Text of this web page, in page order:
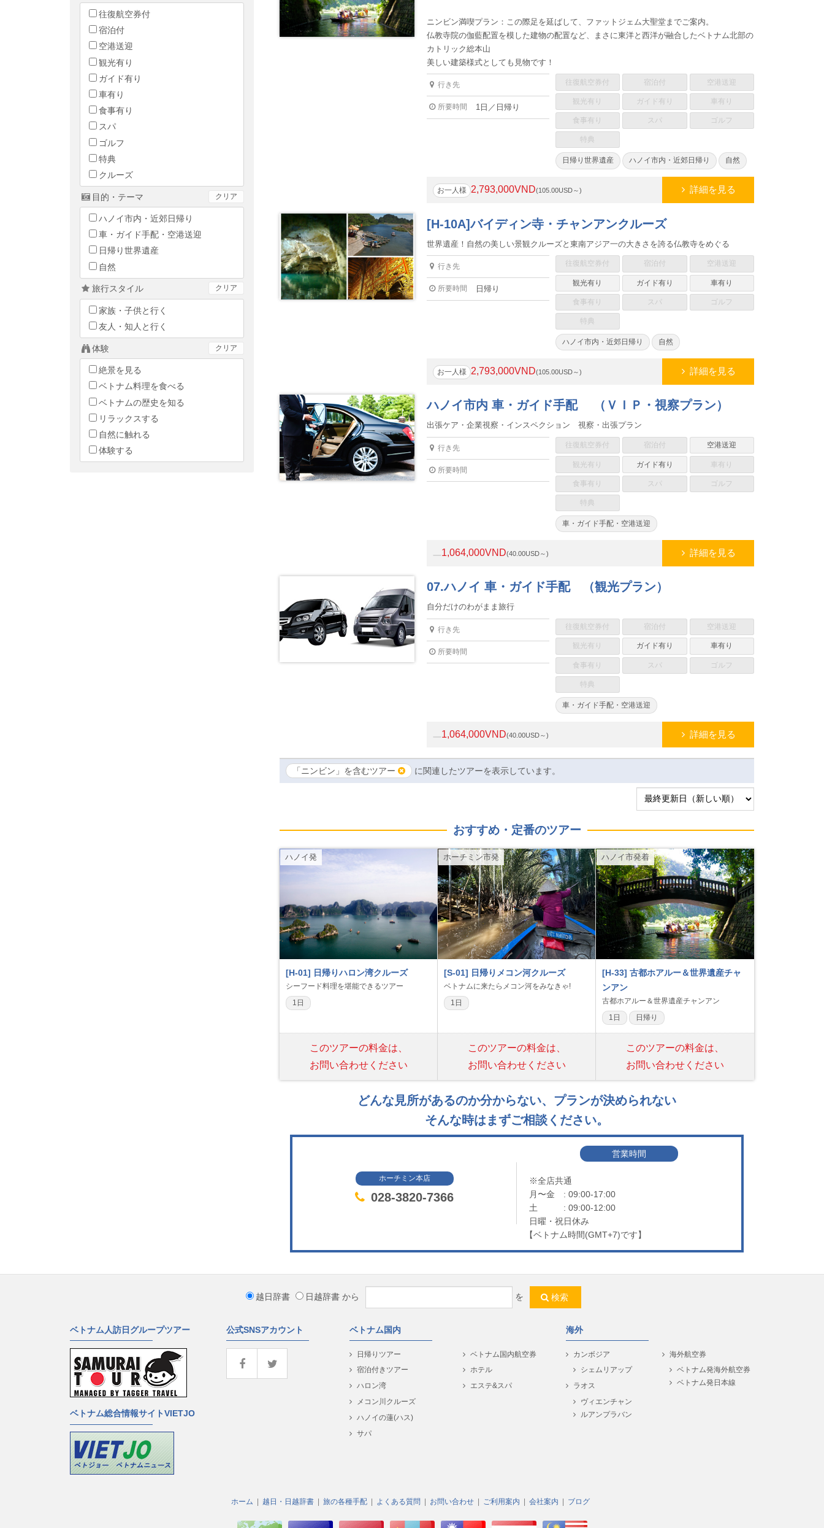
ニンビン満喫プラン：この際足を延ばして、ファットジェム大聖堂までご案内。
仏教寺院の伽藍配置を模した建物の配置など、まさに東洋と西洋が融合したベトナム北部の
カトリック総本山
美しい建築様式としても見物です！
行き先
所要時間 1日／日帰り
往復航空券付 宿泊付 空港送迎
観光有り ガイド有り 車有り
食事有り スパ ゴルフ
特典
日帰り世界遺産 ハノイ市内・近郊日帰り 自然
お一人様 2,793,000VND(105.00USD～) 詳細を見る
[H-10A]バイディン寺・チャンアンクルーズ
世界遺産！自然の美しい景観クルーズと東南アジア一の大きさを誇る仏教寺をめぐる
行き先
所要時間 日帰り
往復航空券付 宿泊付 空港送迎
観光有り ガイド有り 車有り
食事有り スパ ゴルフ
特典
ハノイ市内・近郊日帰り 自然
お一人様 2,793,000VND(105.00USD～) 詳細を見る
ハノイ市内 車・ガイド手配 （ＶＩＰ・視察プラン）
出張ケア・企業視察・インスペクション 視察・出張プラン
行き先
所要時間
往復航空券付 宿泊付 空港送迎
観光有り ガイド有り 車有り
食事有り スパ ゴルフ
特典
車・ガイド手配・空港送迎
1,064,000VND(40.00USD～) 詳細を見る
07.ハノイ 車・ガイド手配 （観光プラン）
自分だけのわがまま旅行
行き先
所要時間
往復航空券付 宿泊付 空港送迎
観光有り ガイド有り 車有り
食事有り スパ ゴルフ
特典
車・ガイド手配・空港送迎
1,064,000VND(40.00USD～) 詳細を見る
「ニンビン」を含むツアー に関連したツアーを表示しています。
おすすめ・定番のツアー
ハノイ発
[H-01] 日帰りハロン湾クルーズ
シーフード料理を堪能できるツアー
1日
このツアーの料金は、
お問い合わせください
ホーチミン市発
[S-01] 日帰りメコン河クルーズ
ベトナムに来たらメコン河をみなきゃ!
1日
このツアーの料金は、
お問い合わせください
ハノイ市発着
[H-33] 古都ホアルー＆世界遺産チャ
ンアン
古都ホアルー＆世界遺産チャンアン
1日
日帰り
このツアーの料金は、
お問い合わせください
どんな見所があるのか分からない、 プランが決められない
そんな時はまずご相談ください。
ホーチミン本店
028-3820-7366
営業時間
※全店共通
月〜金
: 09:00-17:00
土
: 09:00-12:00
日曜・祝日休み
【ベトナム時間(GMT+7)です】
往復航空券付
宿泊付
空港送迎
観光有り
ガイド有り
車有り
食事有り
スパ
ゴルフ
特典
クルーズ
目的・テーマ クリア
ハノイ市内・近郊日帰り
車・ガイド手配・空港送迎
日帰り世界遺産
自然
旅行スタイル クリア
家族・子供と行く
友人・知人と行く
体験 クリア
絶景を見る
ベトナム料理を食べる
ベトナムの歴史を知る
リラックスする
自然に触れる
体験する
越日辞書 日越辞書 から を 検索
ベトナム人訪日グループツアー 公式SNSアカウント
ベトナム総合情報サイトVIETJO
ベトナム国内
日帰りツアー
宿泊付きツアー
ハロン湾
メコン川クルーズ
ハノイの蓮(ハス)
サパ
ベトナム国内航空券
ホテル
エステ&スパ
海外
カンボジア
シェムリアップ
ラオス
ヴィエンチャン
ルアンプラバン
海外航空券
ベトナム発海外航空券
ベトナム発日本線
ホーム 越日・日越辞書 旅の各種手配 よくある質問 お問い合わせ ご利用案内 会社案内 ブログ